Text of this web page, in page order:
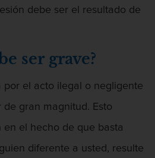
y Adultos
debe ser el resultado de
ser grave?
por el acto ilegal o negligente
gran magnitud. Esto
el hecho de que basta
diferente a usted, resulte